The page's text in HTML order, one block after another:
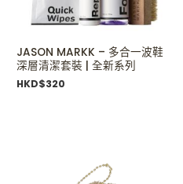
JASON MARKK – 多合一波鞋
深層清潔套裝 | 全新系列
HKD$320